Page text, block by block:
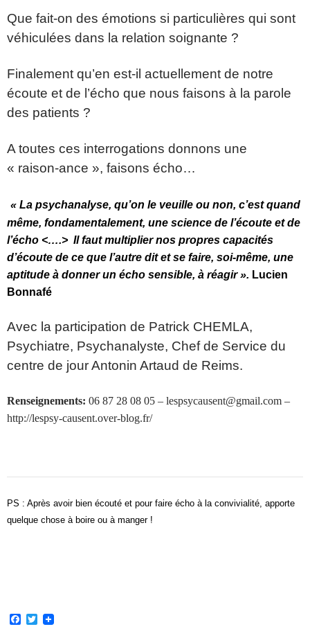
Que fait-on des émotions si particulières qui sont
véhiculées dans la relation soignante ?
Finalement qu’en est-il actuellement de notre
écoute et de l’écho que nous faisons à la parole
des patients ?
A toutes ces interrogations donnons une
« raison-ance », faisons écho…
« La psychanalyse, qu’on le veuille ou non, c’est quand
même, fondamentalement, une science de l’écoute et de
l’écho <….> Il faut multiplier nos propres capacités
d’écoute de ce que l’autre dit et se faire, soi-même, une
aptitude à donner un écho sensible, à réagir ». Lucien
Bonnafé
Avec la participation de Patrick CHEMLA,
Psychiatre, Psychanalyste, Chef de Service du
centre de jour Antonin Artaud de Reims.
Renseignements: 06 87 28 08 05 – lespsycausent@gmail.com –
http://lespsy-causent.over-blog.fr/
PS : Après avoir bien écouté et pour faire écho à la convivialité, apporte
quelque chose à boire ou à manger !
F
T